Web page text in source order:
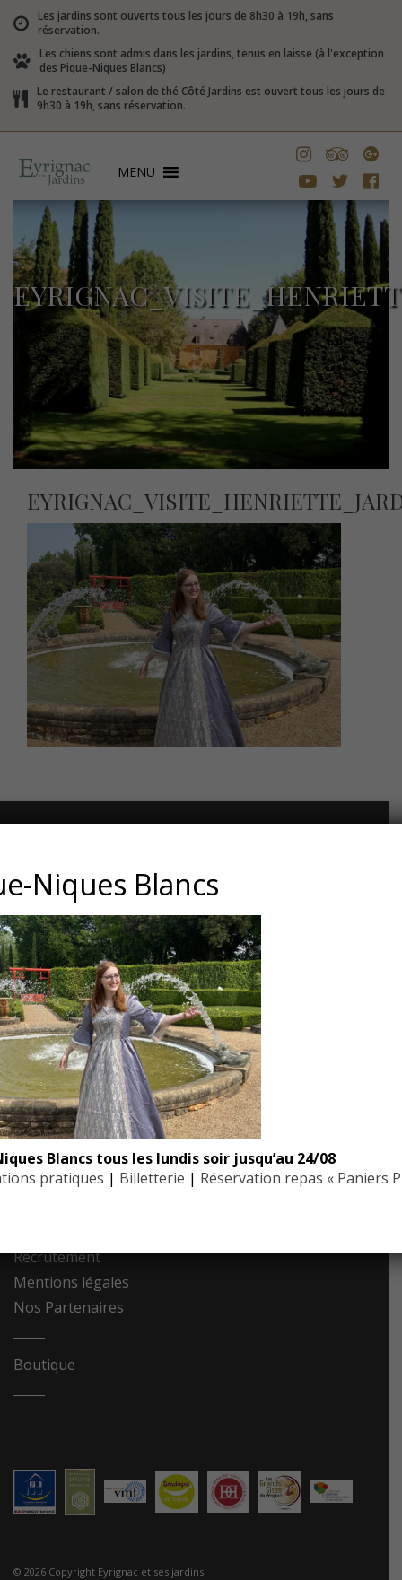
Les jardins sont ouverts tous les jours de 8h30 à 19h, sans
réservation.
Les chiens sont admis dans les jardins, tenus en laisse (à l'exception
des Pique-Niques Blancs)
Le restaurant / salon de thé Côté Jardins est ouvert tous les jours de
9h30 à 19h, sans réservation.
MENU
CONTACT ET ADRESSE
Les Jardins du Manoir d’Eyrignac
24590 Salignac-Eyvigues
Dordogne – Périgord
Téléphone : 05.53.28.99.71
Email : contact@eyrignac.com
ESPACE PRESSE
Dossier de presse
Communiqués de presse
Photothèque
Recrutement
Mentions légales
Nos Partenaires
Boutique
© 2026 Copyright Eyrignac et ses jardins.
Niques Blancs
Blancs tous les lundis soir jusqu’au 24/08
pratiques | Billetterie | Réservation repas « Paniers